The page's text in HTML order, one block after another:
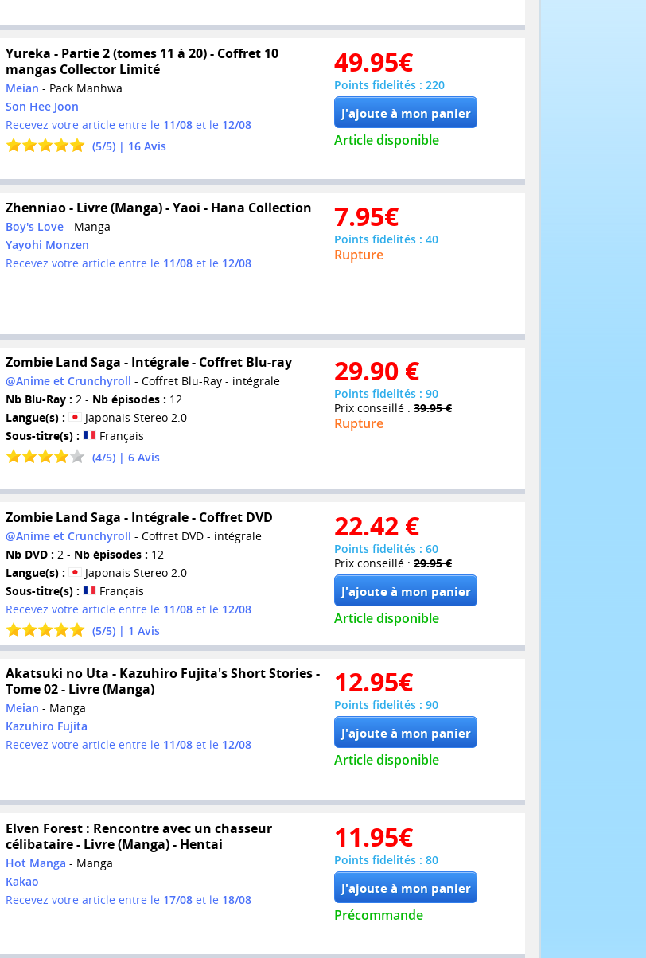
Yureka - Partie 2 (tomes 11 à 20) - Coffret 10
mangas Collector Limité
Meian - Pack Manhwa
Son Hee Joon
Recevez votre article entre le 11/08et le 12/08
(5/5) | 16Avis
49.95€
Points fidelités : 220
Article disponible
Zhenniao - Livre (Manga) - Yaoi - Hana Collection
Boy's Love- Manga
Yayohi Monzen
Recevez votre article entre le 11/08et le 12/08
7.95€
Points fidelités : 40
Rupture
Zombie Land Saga - Intégrale - Coffret Blu-ray
@Anime et Crunchyroll - Coffret Blu-Ray - intégrale
Nb Blu-Ray : 2 - Nb épisodes : 12
Langue(s) :
Japonais Stereo 2.0
Sous-titre(s) :
Français
(4/5) | 6Avis
29.90 €
Points fidelités : 90
Prix conseillé : 39.95 €
Rupture
Zombie Land Saga - Intégrale - Coffret DVD
@Anime et Crunchyroll - Coffret DVD - intégrale
Nb DVD : 2 - Nb épisodes : 12
Langue(s) :
Japonais Stereo 2.0
Sous-titre(s) :
Français
Recevez votre article entre le 11/08et le 12/08
(5/5) | 1 Avis
22.42 €
Points fidelités : 60
Prix conseillé : 29.95 €
Article disponible
Akatsuki no Uta - Kazuhiro Fujita's Short Stories -
Tome 02 - Livre (Manga)
Meian - Manga
Kazuhiro Fujita
Recevez votre article entre le 11/08et le 12/08
12.95€
Points fidelités : 90
Article disponible
Elven Forest : Rencontre avec un chasseur
célibataire - Livre (Manga) - Hentai
Hot Manga - Manga
Kakao
Recevez votre article entre le 17/08et le 18/08
11.95€
Points fidelités : 80
Précommande